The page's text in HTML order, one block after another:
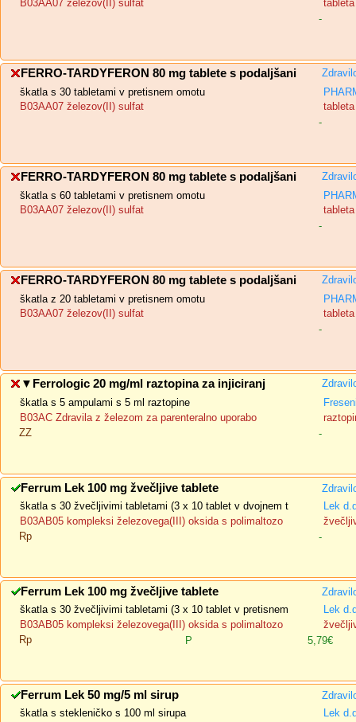
B03AA07 železov(II) sulfat
-
FERRO-TARDYFERON 80 mg tablete s podaljšani
škatla s 30 tabletami v pretisnem omotu
B03AA07 železov(II) sulfat
-
FERRO-TARDYFERON 80 mg tablete s podaljšani
škatla s 60 tabletami v pretisnem omotu
B03AA07 železov(II) sulfat
-
FERRO-TARDYFERON 80 mg tablete s podaljšani
škatla z 20 tabletami v pretisnem omotu
B03AA07 železov(II) sulfat
-
▼ Ferrologic 20 mg/ml raztopina za injiciranj
škatla s 5 ampulami s 5 ml raztopine
B03AC Zdravila z železom za parenteralno uporabo
ZZ
-
Ferrum Lek 100 mg žvečljive tablete
škatla s 30 žvečljivimi tabletami (3 x 10 tablet v dvojnem t
Lek
B03AB05 kompleksi železovega(III) oksida s polimaltozo
Rp
-
Ferrum Lek 100 mg žvečljive tablete
škatla s 30 žvečljivimi tabletami (3 x 10 tablet v pretisnem
Lek
B03AB05 kompleksi železovega(III) oksida s polimaltozo
Rp
P 5,79€
Ferrum Lek 50 mg/5 ml sirup
škatla s stekleničko s 100 ml sirupa
Lek